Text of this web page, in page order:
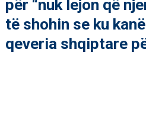
për “nuk lejon që
të shohin se ku
qeveria shqiptare